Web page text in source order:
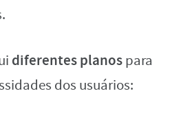
diferentes planospara
dos usuários: